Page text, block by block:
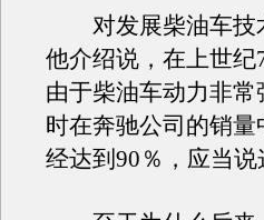
对发展柴油车技
他介绍说，在上世
由于柴油车动力非
时在奔驰公司的销
经达到90％，应当